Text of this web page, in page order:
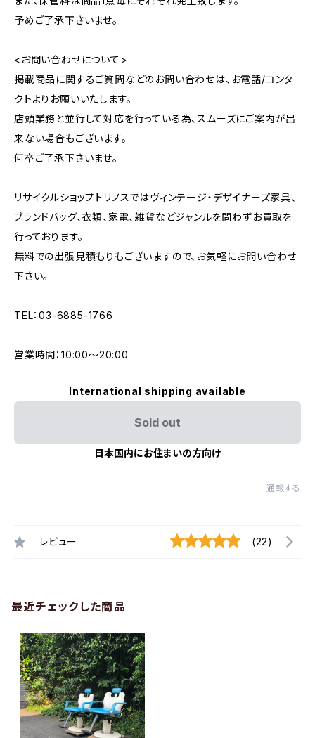
予めご了承下さいませ。
<お問い合わせについて>
掲載商品に関するご質問などのお問い合わせは、お電話/コンタ
クトよりお願いいたします。
店頭業務と並行して対応を行っている為、スムーズにご案内が出
来ない場合もございます。
何卒ご了承下さいませ。
リサイクルショップトリノスではヴィンテージ・デザイナーズ家具、
ブランドバッグ、衣類、家電、雑貨などジャンルを問わずお買取を
行っております。
無料での出張見積もりもございますので、お気軽にお問い合わせ
下さい。
TEL：03-6885-1766
営業時間：10:00〜20:00
International shipping available
Sold out
日本国内にお住まいの方向け
通報する
レビュー (22)
最近チェックした商品